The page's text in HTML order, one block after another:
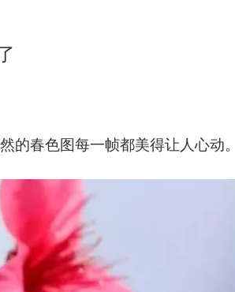
的春色图每一帧都美得让人心动。